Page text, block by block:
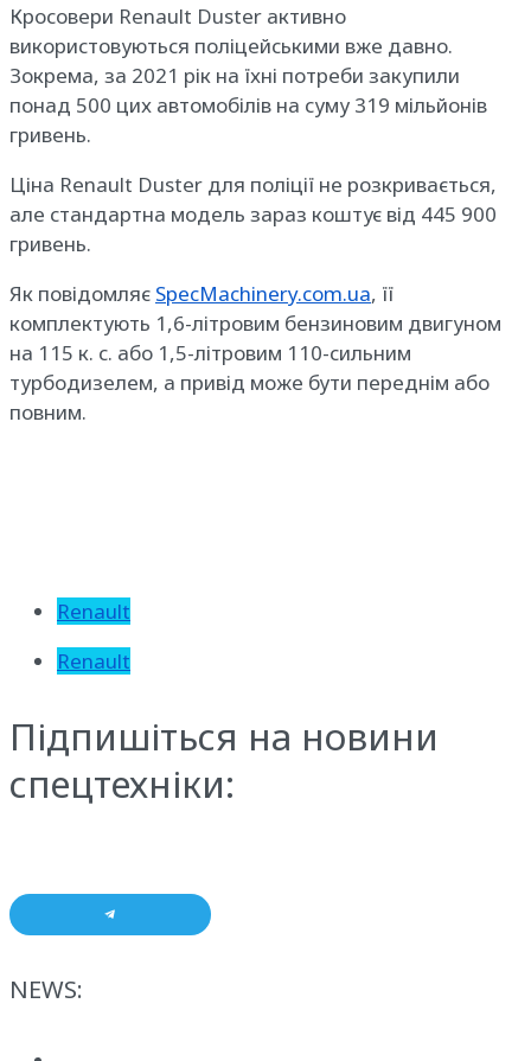
Кросовери Renault Duster активно
використовуються поліцейськими вже давно.
Зокрема, за 2021 рік на їхні потреби закупили
понад 500 цих автомобілів на суму 319 мільйонів
гривень.
Ціна Renault Duster для поліції не розкривається,
але стандартна модель зараз коштує від 445 900
гривень.
Як повідомляє SpecMachinery.com.ua, її
комплектують 1,6-літровим бензиновим двигуном
на 115 к. с. або 1,5-літровим 110-сильним
турбодизелем, а привід може бути переднім або
повним.
Renault
Renault
Підпишіться на новини
спецтехніки:
NEWS: